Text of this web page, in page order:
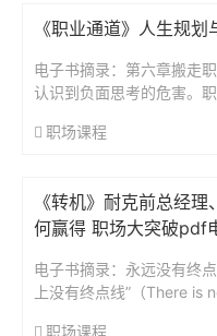
《职业通道》人生规
电子书摘录：第六章搬走
认识到负面思考的危害。
职场课程
《转机》耐克前总经
何赢得 职场大突破pdf
电子书摘录：永远没有终
上没有终点线”（There is
职场课程